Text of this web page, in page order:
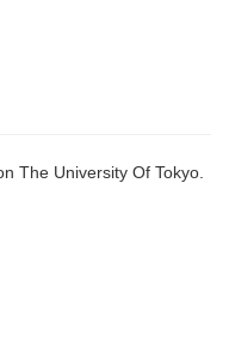
The University Of Tokyo.